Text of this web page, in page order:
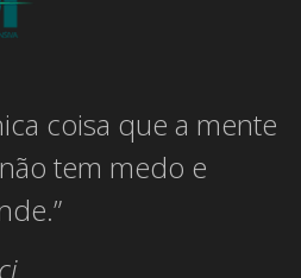
coisa que a mente
tem medo e